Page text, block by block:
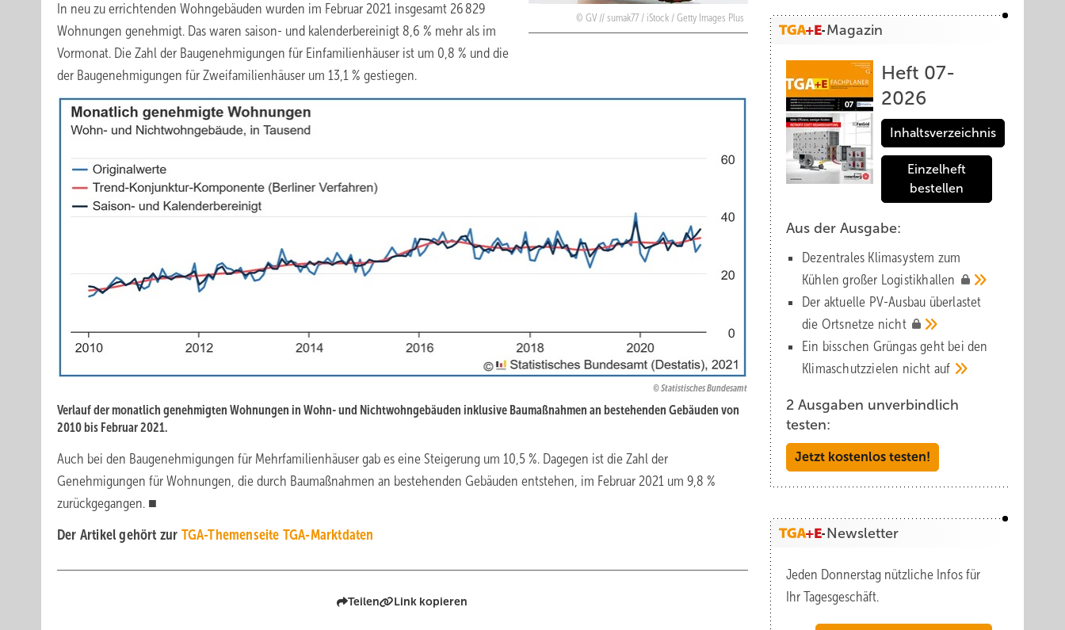
GV // sumak77 / iStock / Getty Images Plus
In neu zu errichtenden Wohngebäuden wurden im Februar 2021 insgesamt 26 829
Wohnungen genehmigt. Das waren saison- und kalenderbereinigt 8,6 % mehr als im
Vormonat. Die Zahl der Baugenehmigungen für Einfamilienhäuser ist um 0,8 % und die
der Baugenehmigungen für Zweifamilienhäuser um 13,1 % gestiegen.
Statistisches Bundesamt
Verlauf der monatlich genehmigten Wohnungen in Wohn- und Nichtwohngebäuden inklusive Baumaßnahmen an bestehenden Gebäuden von
2010 bis Februar 2021.
Auch bei den Baugenehmigungen für Mehrfamilienhäuser gab es eine Steigerung um 10,5 %. Dagegen ist die Zahl der
Genehmigungen für Wohnungen, die durch Baumaßnahmen an bestehenden Gebäuden entstehen, im Februar 2021 um 9,8 %
zurückgegangen. ■
Der Artikel gehört zur TGA-Themenseite TGA-Marktdaten
Teilen Link kopieren
Magazin
Heft 07-
2026
Inhaltsverzeichnis
Einzelheft
bestellen
Aus der Ausgabe:
Dezentrales Klimasystem zum
Kühlen großer Logistik­hallen
Der aktuelle PV-Ausbau über­lastet
die Orts­netze nicht
Ein bisschen Grüngas geht bei den
Klima­schutz­zielen nicht auf
2 Ausgaben unverbindlich
testen:
Jetzt kostenlos testen!
Newsletter
Jeden Donnerstag nützliche Infos für
Ihr Tagesgeschäft.